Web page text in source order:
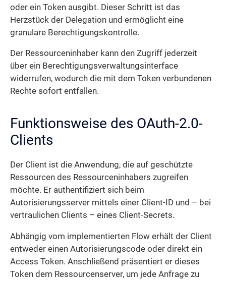
oder ein Token ausgibt. Dieser Schritt ist das
Herzstück der Delegation und ermöglicht eine
granulare Berechtigungskontrolle.
Der Ressourceninhaber kann den Zugriff jederzeit
über ein Berechtigungs­verwaltungs­interface
widerrufen, wodurch die mit dem Token verbundenen
Rechte sofort entfallen.
Funktionsweise des OAuth-2.0-
Clients
Der Client ist die Anwendung, die auf geschützte
Ressourcen des Ressourceninhabers zugreifen
möchte. Er authentifiziert sich beim
Autorisierungsserver mittels einer Client-ID und – bei
vertraulichen Clients – eines Client-Secrets.
Abhängig vom implementierten Flow erhält der Client
entweder einen Autorisierungs­code oder direkt ein
Access Token. Anschließend präsentiert er dieses
Token dem Ressourcenserver, um jede Anfrage zu